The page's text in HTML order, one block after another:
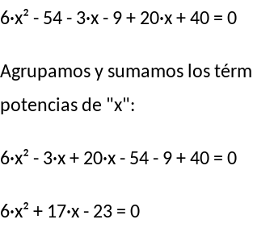
6·x² - 54 - 3·x - 9 + 20·x + 40 = 0
Agrupamos y sumamos los
potencias de "x":
6·x² - 3·x + 20·x - 54 - 9 + 40 = 0
6·x² + 17·x - 23 = 0